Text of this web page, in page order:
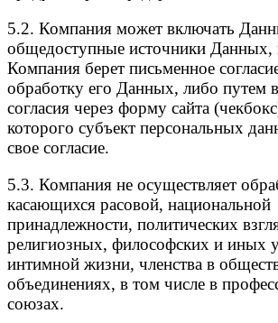
5.2. Компания может включать
общедоступные источники Данных,
Компания берет письменное
обработку его Данных, либо путем
согласия через форму сайта
которого субъект персональных
свое согласие.
5.3. Компания не осуществляет
касающихся расовой, национальной
принадлежности, политических
религиозных, философских и иных
интимной жизни, членства в
объединениях, в том числе в
союзах.